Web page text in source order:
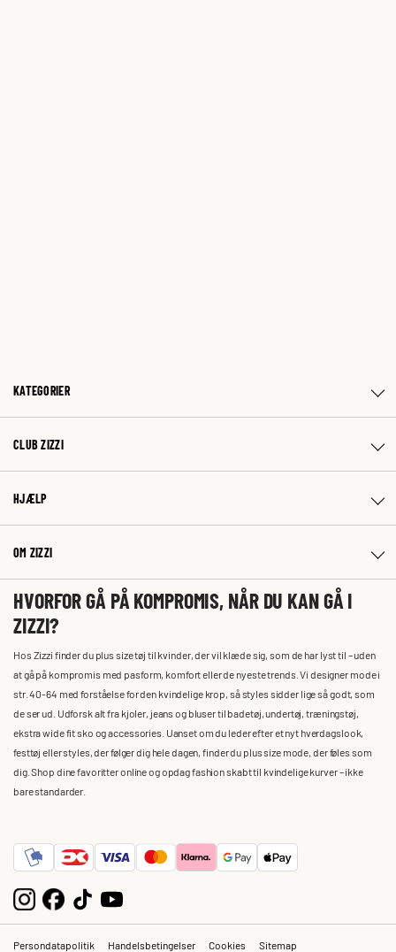
KATEGORIER
CLUB ZIZZI
HJÆLP
OM ZIZZI
HVORFOR GÅ PÅ KOMPROMIS, NÅR DU KAN GÅ I
ZIZZI?
Hos Zizzi finder du plus size tøj til kvinder, der vil klæde sig, som de har lyst til – uden
at gå på kompromis med pasform, komfort eller de nyeste trends. Vi designer mode i
str. 40-64 med forståelse for den kvindelige krop, så styles sidder lige så godt, som
de ser ud. Udforsk alt fra kjoler, jeans og bluser til badetøj, undertøj, træningstøj,
ekstra wide fit sko og accessories. Uanset om du leder efter et nyt hverdagslook,
festtøj eller styles, der følger dig hele dagen, finder du plus size mode, der føles som
dig. Shop dine favoritter online og opdag fashion skabt til kvindelige kurver – ikke
bare standarder.
Persondatapolitik Handelsbetingelser Cookies Sitemap